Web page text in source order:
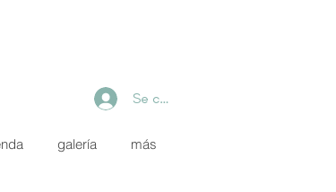
Se connecter
galería más